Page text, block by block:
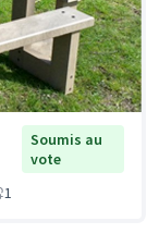
Soumis au
vote
1